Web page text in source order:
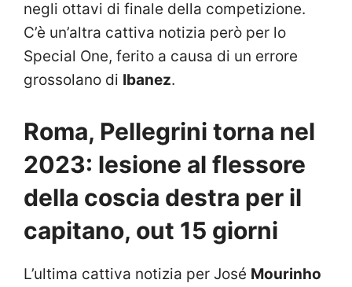
negli ottavi di finale della competizione.
C’è un’altra cattiva notizia però per lo
Special One, ferito a causa di un errore
grossolano di Ibanez.
Roma, Pellegrini torna nel
2023: lesione al flessore
della coscia destra per il
capitano, out 15 giorni
L’ultima cattiva notizia per José Mourinho